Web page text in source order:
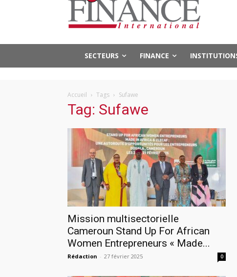
SECTEURS FINANCE
Accueil Tags Sufawe
Tag: Sufawe
Mission multisectorielle
Cameroun Stand Up For African
Women Entrepreneurs « Made...
Rédaction - 27 février 2025 0